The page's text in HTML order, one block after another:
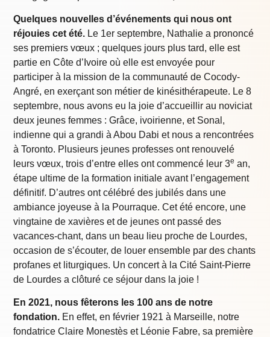
Quelques nouvelles d’événements qui nous ont
réjouies cet été. Le 1er septembre, Nathalie a prononcé
ses premiers vœux ; quelques jours plus tard, elle est
partie en Côte d’Ivoire où elle est envoyée pour
participer à la mission de la communauté de Cocody-
Angré, en exerçant son métier de kinésithérapeute. Le 8
septembre, nous avons eu la joie d’accueillir au noviciat
deux jeunes femmes : Grâce, ivoirienne, et Sonal,
indienne qui a grandi à Abou Dabi et nous a rencontrées
à Toronto. Plusieurs jeunes professes ont renouvelé
leurs vœux, trois d’entre elles ont commencé leur 3e an,
étape ultime de la formation initiale avant l’engagement
définitif. D’autres ont célébré des jubilés dans une
ambiance joyeuse à la Pourraque. Cet été encore, une
vingtaine de xavières et de jeunes ont passé des
vacances-chant, dans un beau lieu proche de Lourdes,
occasion de s’écouter, de louer ensemble par des chants
profanes et liturgiques. Un concert à la Cité Saint-Pierre
de Lourdes a clôturé ce séjour dans la joie !
En 2021, nous fêterons les 100 ans de notre
fondation. En effet, en février 1921 à Marseille, notre
fondatrice Claire Monestès et Léonie Fabre, sa première